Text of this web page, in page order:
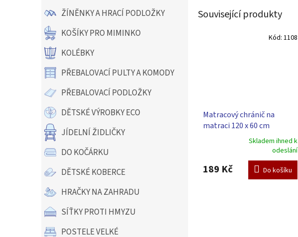
ŽÍNĚNKY A HRACÍ PODLOŽKY
KOŠÍKY PRO MIMINKO
KOLÉBKY
PŘEBALOVACÍ PULTY A KOMODY
PŘEBALOVACÍ PODLOŽKY
DĚTSKÉ VÝROBKY ECO
JÍDELNÍ ŽIDLIČKY
DO KOČÁRKU
DĚTSKÉ KOBERCE
HRAČKY NA ZAHRADU
SÍŤKY PROTI HMYZU
POSTELE VELKÉ
Související produkty
Matracový chránič na
matraci 120 x 60 cm
produktu
je
Skladem ihned k
odeslání
189 Kč Do košíku
Kód: 1108